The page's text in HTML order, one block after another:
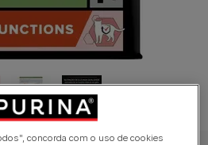
concorda com o uso de cookies